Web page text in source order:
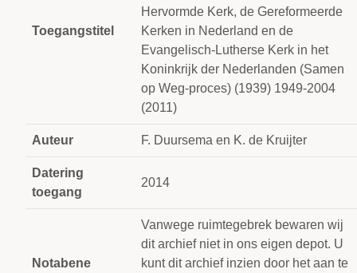
Toegangstitel
Hervormde Kerk, de Gereformeerde
Kerken in Nederland en de
Evangelisch-Lutherse Kerk in het
Koninkrijk der Nederlanden (Samen
op Weg-proces) (1939) 1949-2004
(2011)
Auteur F. Duursema en K. de Kruijter
Datering
toegang
2014
Notabene
Vanwege ruimtegebrek bewaren wij
dit archief niet in ons eigen depot. U
kunt dit archief inzien door het aan te